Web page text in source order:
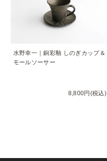
水野幸一｜銅彩釉 しのぎカップ＆
モールソーサー
8,800円(税込)